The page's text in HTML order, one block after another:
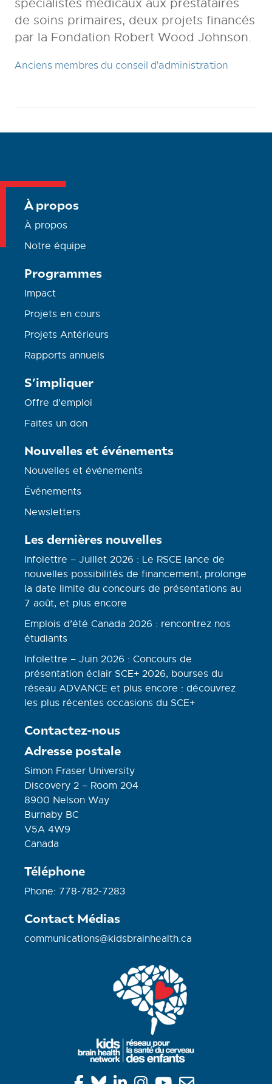
spécialistes médicaux aux prestataires
de soins primaires, deux projets financés
par la Fondation Robert Wood Johnson.
Anciens membres du conseil d'administration
À propos
À propos
Notre équipe
Programmes
Impact
Projets en cours
Projets Antérieurs
Rapports annuels
S’impliquer
Offre d’emploi
Faites un don
Nouvelles et événements
Nouvelles et événements
Événements
Newsletters
Les dernières nouvelles
Infolettre – Juillet 2026 : Le RSCE lance de
nouvelles possibilités de financement, prolonge
la date limite du concours de présentations au
7 août, et plus encore
Emplois d’été Canada 2026 : rencontrez nos
étudiants
Infolettre – Juin 2026 : Concours de
présentation éclair SCE+ 2026, bourses du
réseau ADVANCE et plus encore : découvrez
les plus récentes occasions du SCE+
Contactez-nous
Adresse postale
Simon Fraser University
Discovery 2 – Room 204
8900 Nelson Way
Burnaby BC
V5A 4W9
Canada
Téléphone
Phone: 778-782-7283
Contact Médias
communications@kidsbrainhealth.ca